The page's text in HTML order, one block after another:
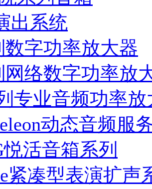
出系统
数字功率放大器
网络数字功率放
专业音频功率放
动态音频服
悦活音箱系列
紧凑型表演扩声